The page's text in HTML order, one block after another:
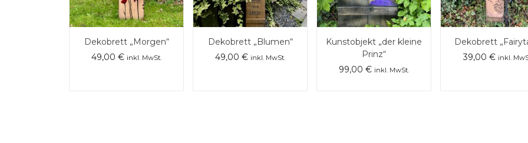
Dekobrett „Morgen“
49,00 € inkl. MwSt.
Dekobrett „Blumen“
49,00 € inkl. MwSt.
Kunstobjekt „der kleine
Prinz“
99,00 € inkl. MwSt.
Dekobrett
39,00 € inkl.